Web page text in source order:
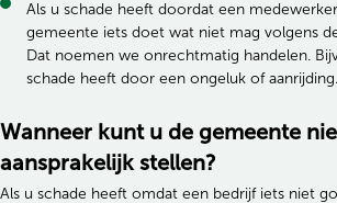
Als u schade heeft doordat een
gemeente iets doet wat niet mag volgens
Dat noemen we onrechtmatig handelen.
schade heeft door een ongeluk of aanrijding.
Wanneer kunt u de gemeente
aansprakelijk stellen?
Als u schade heeft omdat een bedrijf iets niet